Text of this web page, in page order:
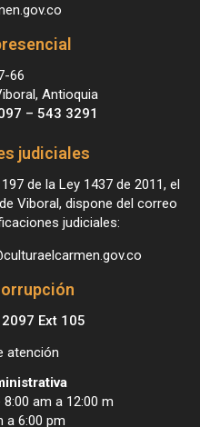
66
Antioquia
– 543 3291
judiciales
de la Ley 1437 de 2011, el
Viboral, dispone del correo
judiciales:
Ext 105
atención
am a 12:00 m
a 6:00 pm